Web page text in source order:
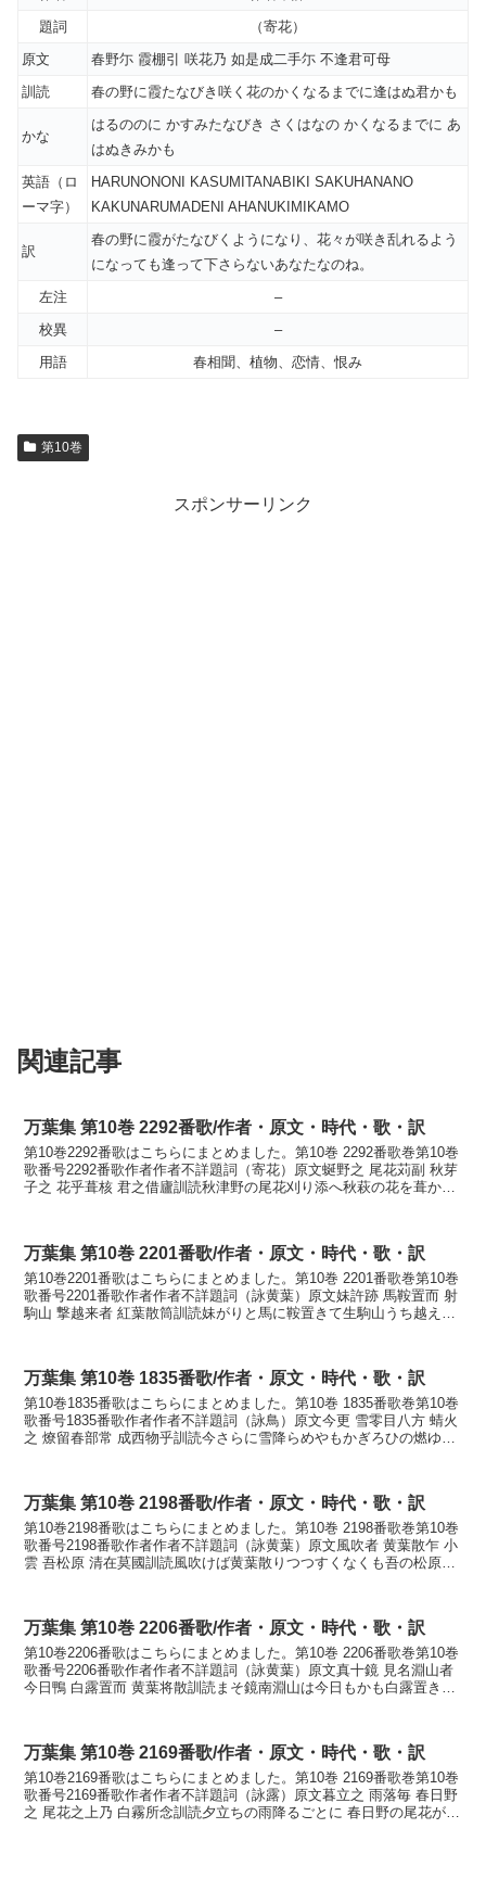
題詞
（寄花）
原文
春野尓 霞棚引 咲花乃 如是成二手尓 不逢君可母
訓読
春の野に霞たなびき咲く花のかくなるまでに逢はぬ君かも
かな
はるののに かすみたなびき さくはなの かくなるまでに あ
はぬきみかも
英語（ロ
ーマ字）
HARUNONONI KASUMITANABIKI SAKUHANANO
KAKUNARUMADENI AHANUKIMIKAMO
訳
春の野に霞がたなびくようになり、花々が咲き乱れるよう
になっても逢って下さらないあなたなのね。
左注
–
校異
–
用語
春相聞、植物、恋情、恨み
第10巻
スポンサーリンク
関連記事
万葉集 第10巻 2292番歌/作者・原文・時代・歌・訳
第10巻2292番歌はこちらにまとめました。第10巻 2292番歌巻第10巻
歌番号2292番歌作者作者不詳題詞（寄花）原文蜒野之 尾花苅副 秋芽
子之 花乎葺核 君之借廬訓読秋津野の尾花刈り添へ秋萩の花を葺かさ
万葉集 第10巻 2201番歌/作者・原文・時代・歌・訳
第10巻2201番歌はこちらにまとめました。第10巻 2201番歌巻第10巻
歌番号2201番歌作者作者不詳題詞（詠黄葉）原文妹許跡 馬鞍置而 射
駒山 撃越来者 紅葉散筒訓読妹がりと馬に鞍置きて生駒山うち越え来
万葉集 第10巻 1835番歌/作者・原文・時代・歌・訳
第10巻1835番歌はこちらにまとめました。第10巻 1835番歌巻第10巻
歌番号1835番歌作者作者不詳題詞（詠鳥）原文今更 雪零目八方 蜻火
之 燎留春部常 成西物乎訓読今さらに雪降らめやもかぎろひの燃ゆる
万葉集 第10巻 2198番歌/作者・原文・時代・歌・訳
第10巻2198番歌はこちらにまとめました。第10巻 2198番歌巻第10巻
歌番号2198番歌作者作者不詳題詞（詠黄葉）原文風吹者 黄葉散乍 小
雲 吾松原 清在莫國訓読風吹けば黄葉散りつつすくなくも吾の松原清
万葉集 第10巻 2206番歌/作者・原文・時代・歌・訳
第10巻2206番歌はこちらにまとめました。第10巻 2206番歌巻第10巻
歌番号2206番歌作者作者不詳題詞（詠黄葉）原文真十鏡 見名淵山者
今日鴨 白露置而 黄葉将散訓読まそ鏡南淵山は今日もかも白露置きて
万葉集 第10巻 2169番歌/作者・原文・時代・歌・訳
第10巻2169番歌はこちらにまとめました。第10巻 2169番歌巻第10巻
歌番号2169番歌作者作者不詳題詞（詠露）原文暮立之 雨落毎 春日野
之 尾花之上乃 白霧所念訓読夕立ちの雨降るごとに 春日野の尾花が上